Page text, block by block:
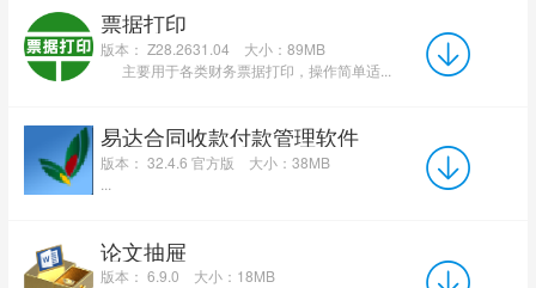
票据打印
版本： Z28.2631.04
大小：89MB
主要用于各类财务票据打印，操作简单适...
易达合同收款付款管理软件
版本： 32.4.6 官方版
大小：38MB
论文抽屉
版本： 6.9.0
大小：18MB